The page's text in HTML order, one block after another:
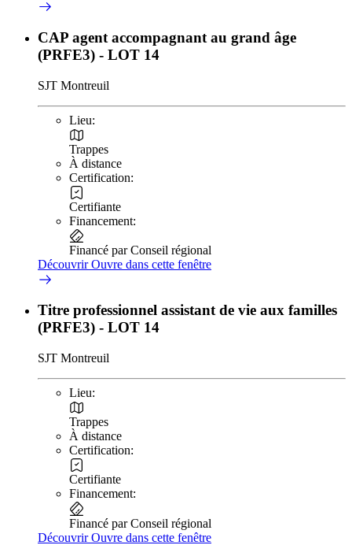
CAP agent accompagnant au grand âge
(PRFE3) - LOT 14
SJT Montreuil
Lieu:
Trappes
À distance
Certification:
Certifiante
Financement:
Financé par Conseil régional
DécouvrirOuvre dans cette fenêtre
Titre professionnel assistant de vie aux familles
(PRFE3) - LOT 14
SJT Montreuil
Lieu:
Trappes
À distance
Certification:
Certifiante
Financement:
Financé par Conseil régional
DécouvrirOuvre dans cette fenêtre